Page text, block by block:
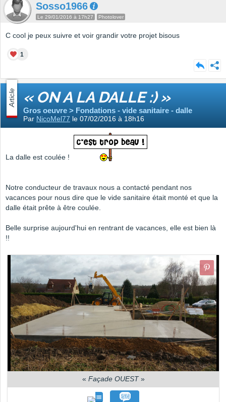
Sosso1966
Le 29/01/2016 à 17h27 Photolover
C cool je peux suivre et voir grandir votre projet bisous
1
Article « ON A LA DALLE :) »
Gros oeuvre > Fondations - vide sanitaire - dalle
Par NicoMel77 le 07/02/2016 à 18h16
La dalle est coulée !
Notre conducteur de travaux nous a contacté pendant nos
vacances pour nous dire que le vide sanitaire était monté et que la
dalle était prête à être coulée.
Belle surprise aujourd'hui en rentrant de vacances, elle est bien là
!!
« Façade OUEST»